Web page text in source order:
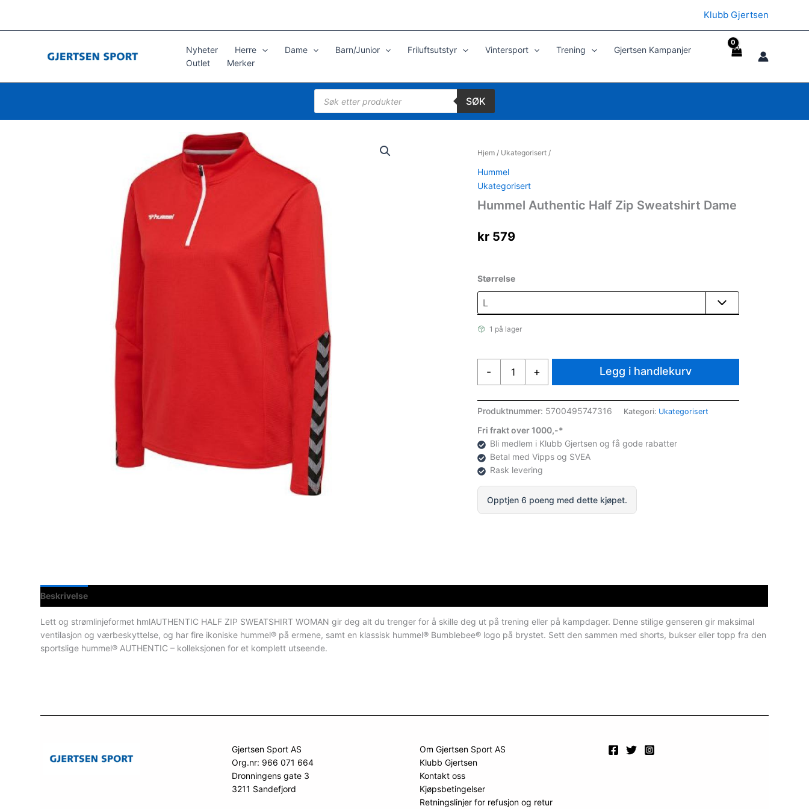
til
Klubb Gjertsen
Nyheter Herre Dame Barn/Junior Friluftsutstyr Vintersport Trening
Gjertsen Kampanjer
Outlet
Merker
Products
search
SØK
Hjem/ Ukategorisert/
Hummel
Ukategorisert
Hummel Authentic Half Zip Sweatshirt Dame
kr579
Størrelse
1 på lager
-
Authentic
Zip
Sweatshirt
Dame
antall
+ Legg i handlekurv
Produktnummer: 5700495747316 Kategori: Ukategorisert
Fri frakt over 1000,-*
Bli medlem i Klubb Gjertsen og få gode rabatter
Betal med Vipps og SVEA
Rask levering
Opptjen 6 poeng med dette kjøpet.
Beskrivelse
Lett og strømlinjeformet hmlAUTHENTIC HALF ZIP SWEATSHIRT WOMAN gir deg alt du trenger for å skille deg ut på trening eller på kampdager. Denne stilige genseren gir maksimal
ventilasjon og værbeskyttelse, og har fire ikoniske hummel® på ermene, samt en klassisk hummel® Bumblebee® logo på brystet. Sett den sammen med shorts, bukser eller topp fra den
sportslige hummel® AUTHENTIC – kolleksjonen for et komplett utseende.
Gjertsen Sport AS
Org.nr: 966 071 664
Dronningens gate 3
3211 Sandefjord
Om Gjertsen Sport AS
Klubb Gjertsen
Kontakt oss
Kjøpsbetingelser
Retningslinjer for refusjon og retur